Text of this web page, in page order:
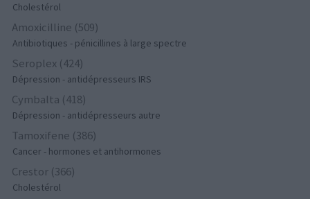
Cholestérol
Amoxicilline (509)
Antibiotiques - pénicillines à large spectre
Seroplex (424)
Dépression - antidépresseurs IRS
Cymbalta (418)
Dépression - antidépresseurs autre
Tamoxifene (386)
Cancer - hormones et antihormones
Crestor (366)
Cholestérol